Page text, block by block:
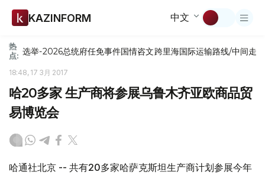
KAZINFORM 中文
热
点: 选举-2026总统府任免事件国情咨文跨里海国际运输路线/中间走廊
18:48, 17 3月 2017
哈20多家 生产商将参展乌鲁木齐亚欧商品贸
易博览会
哈通社北京 -- 共有20多家哈萨克斯坦生产商计划参展今年